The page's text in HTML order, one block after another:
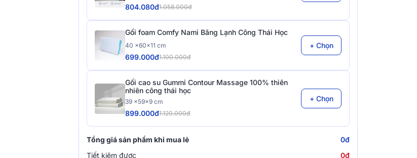
804.080đ1.058.000đ
Gối foam Comfy Nami Băng Lạnh Công Thái Học
40 x60x11 cm
699.000đ1.100.000đ
+ Chọn
Gối cao su Gummi Contour Massage 100% thiên
nhiên công thái học
39 x59x9 cm
899.000đ1.120.000đ
+ Chọn
Tổng giá sản phẩm khi mua lẻ
0đ
Tiết kiệm được
0đ